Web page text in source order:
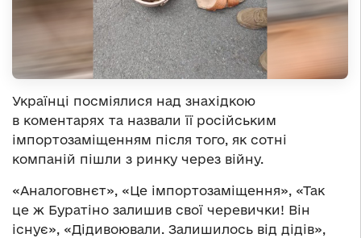
Українці посміялися над знахідкою
в коментарях та назвали її російським
імпортозаміщенням після того, як сотні
компаній пішли з ринку через війну.
«Аналоговнєт», «Це імпортозаміщення», «Так
це ж Буратіно залишив свої черевички! Він
існує», «Дідивоювали. Залишилось від дідів»,